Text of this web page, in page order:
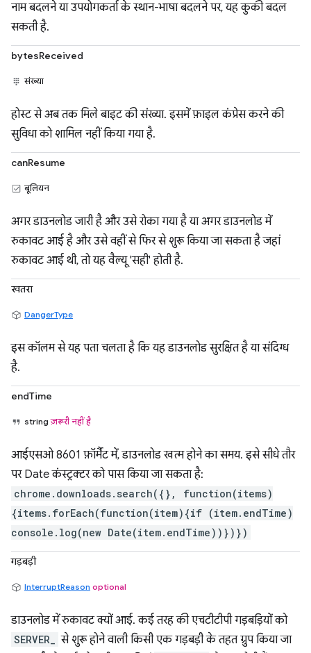
नाम बदलने या उपयोगकर्ता के स्थान-भाषा बदलने पर, यह कुकी बदल
सकती है.
bytesReceived
संख्या
होस्ट से अब तक मिले बाइट की संख्या. इसमें फ़ाइल कंप्रेस करने की
सुविधा को शामिल नहीं किया गया है.
canResume
बूलियन
अगर डाउनलोड जारी है और उसे रोका गया है या अगर डाउनलोड में
रुकावट आई है और उसे वहीं से फिर से शुरू किया जा सकता है जहां
रुकावट आई थी, तो यह वैल्यू 'सही' होती है.
खतरा
DangerType
इस कॉलम से यह पता चलता है कि यह डाउनलोड सुरक्षित है या संदिग्ध
है.
endTime
stringज़रूरी नहीं है
आईएसओ 8601 फ़ॉर्मैट में, डाउनलोड खत्म होने का समय. इसे सीधे तौर
पर Date कंस्ट्रक्टर को पास किया जा सकता है:
chrome.downloads.search({}, function(items)
{items.forEach(function(item){if (item.endTime)
console.log(new Date(item.endTime))})})
गड़बड़ी
InterruptReason optional
डाउनलोड में रुकावट क्यों आई. कई तरह की एचटीटीपी गड़बड़ियों को
SERVER_
से शुरू होने वाली किसी एक गड़बड़ी के तहत ग्रुप किया जा